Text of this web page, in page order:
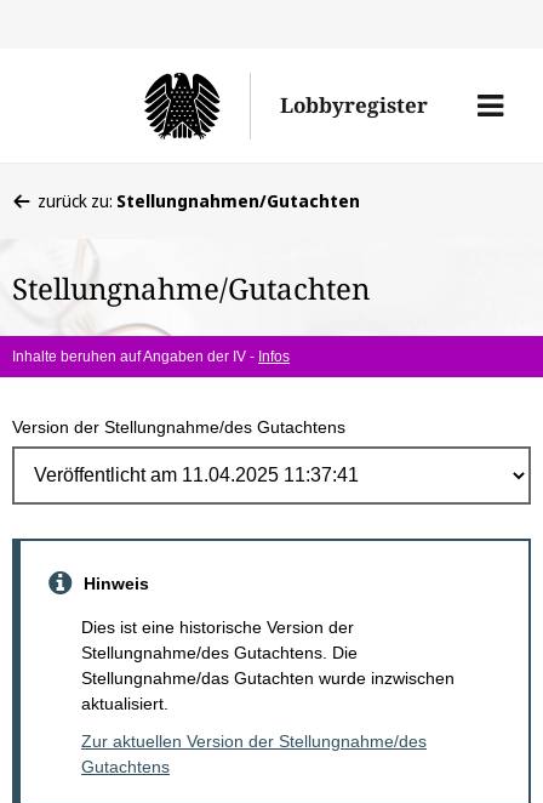
Lobbyregister
Menü
befinden
hier:
zurück zu: Stellungnahmen/Gutachten
Stellungnahme/Gutachten
Inhalte beruhen auf Angaben der IV - Infos
Version der Stellungnahme/des Gutachtens
Hinweis
Dies ist eine historische Version der
Stellungnahme/des Gutachtens. Die
Stellungnahme/das Gutachten wurde inzwischen
aktualisiert.
Zur aktuellen Version der Stellungnahme/des
Gutachtens